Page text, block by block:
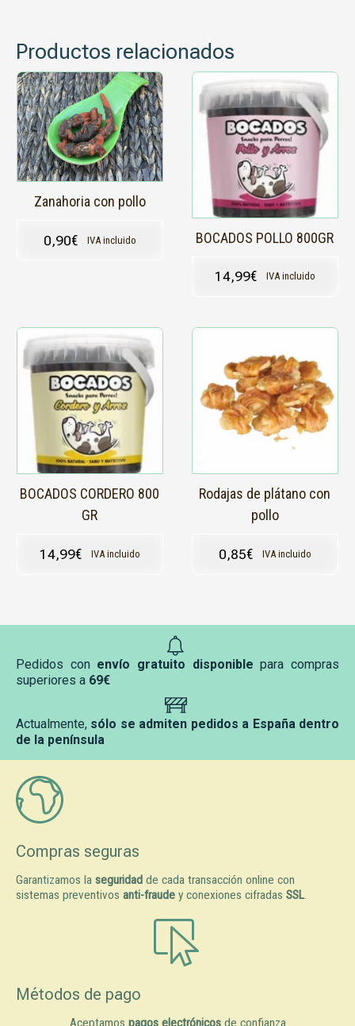
Productos relacionados
Zanahoria con pollo
0,90€ IVA incluido BOCADOS POLLO 800GR
14,99€ IVA incluido
BOCADOS CORDERO 800
GR
14,99€ IVA incluido
Rodajas de plátano con
pollo
0,85€ IVA incluido
Pedidos con envío gratuito disponible para compras
superiores a 69€
Actualmente, sólo se admiten pedidos a España dentro
de la península
Compras seguras
Garantizamos la seguridad de cada transacción online con
sistemas preventivos anti-fraude y conexiones cifradas SSL.
Métodos de pago
Aceptamos pagos electrónicosde confianza